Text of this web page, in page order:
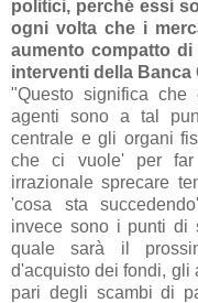
politici, perché essi
ogni volta che i
aumento compatto
interventi della Banca
"Questo significa
agenti sono a tal
centrale e gli organi
che ci vuole' per
irrazionale sprecare
'cosa sta
invece sono i punti di
quale sarà il
d'acquisto dei fondi, gli
pari degli scambi di